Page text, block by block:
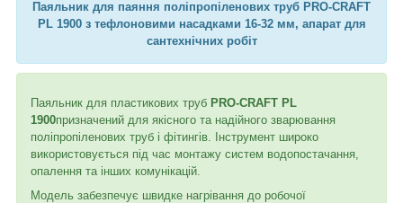
Паяльник для паяння поліпропіленових труб PRO-CRAFT
PL 1900 з тефлоновими насадками 16-32 мм, апарат для
сантехнічних робіт
Паяльник для пластикових труб PRO-CRAFT PL
1900призначений для якісного та надійного зварювання
поліпропіленових труб і фітингів. Інструмент широко
використовується під час монтажу систем водопостачання,
опалення та інших комунікацій.
Модель забезпечує швидке нагрівання до робочої